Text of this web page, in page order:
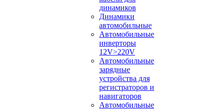
динамиков
Динамики
автомобильные
Автомобильные
инверторы
12V>220V
Автомобильные
зарядные
устройства для
регистраторов и
навигаторов
Автомобильные